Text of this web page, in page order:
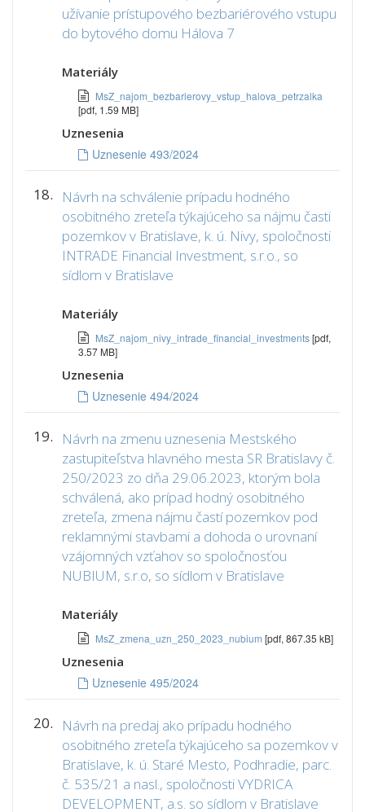
užívanie prístupového bezbariérového vstupu
do bytového domu Hálova 7
Materiály
MsZ_najom_bezbarierovy_vstup_halova_petrzalka
[pdf, 1.59 MB]
Uznesenia
Uznesenie 493/2024
18.
Návrh na schválenie prípadu hodného
osobitného zreteľa týkajúceho sa nájmu časti
pozemkov v Bratislave, k. ú. Nivy, spoločnosti
INTRADE Financial Investment, s.r.o., so
sídlom v Bratislave
Materiály
MsZ_najom_nivy_intrade_financial_investments[pdf,
3.57 MB]
Uznesenia
Uznesenie 494/2024
19.
Návrh na zmenu uznesenia Mestského
zastupiteľstva hlavného mesta SR Bratislavy č.
250/2023 zo dňa 29.06.2023, ktorým bola
schválená, ako prípad hodný osobitného
zreteľa, zmena nájmu častí pozemkov pod
reklamnými stavbami a dohoda o urovnaní
vzájomných vzťahov so spoločnosťou
NUBIUM, s.r.o, so sídlom v Bratislave
Materiály
MsZ_zmena_uzn_250_2023_nubium [pdf, 867.35 kB]
Uznesenia
Uznesenie 495/2024
20.
Návrh na predaj ako prípadu hodného
osobitného zreteľa týkajúceho sa pozemkov v
Bratislave, k. ú. Staré Mesto, Podhradie, parc.
č. 535/21 a nasl., spoločnosti VYDRICA
DEVELOPMENT, a.s. so sídlom v Bratislave